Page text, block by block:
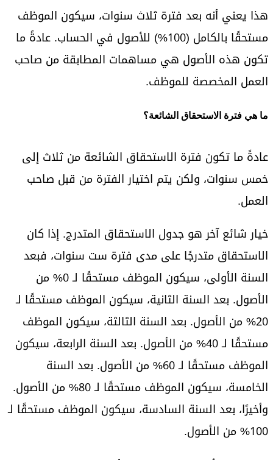
هذا يعني أنه بعد فترة ثلاث سنوات، سيكون الموظف
مستحقًا بالكامل (100%) للأصول في الحساب. عادةً ما
تكون هذه الأصول هي مساهمات المطابقة من صاحب
العمل المخصصة للموظف.
ما هي فترة الاستحقاق الشائعة؟
عادةً ما تكون فترة الاستحقاق الشائعة من ثلاث إلى
خمس سنوات، ولكن يتم اختيار الفترة من قبل صاحب
العمل.
خيار شائع آخر هو جدول الاستحقاق المتدرج. إذا كان
الاستحقاق متدرجًا على مدى فترة ست سنوات، فبعد
السنة الأولى، سيكون الموظف مستحقًا لـ 0% من
الأصول. بعد السنة الثانية، سيكون الموظف مستحقًا لـ
20% من الأصول. بعد السنة الثالثة، سيكون الموظف
مستحقًا لـ 40% من الأصول. بعد السنة الرابعة، سيكون
الموظف مستحقًا لـ 60% من الأصول. بعد السنة
الخامسة، سيكون الموظف مستحقًا لـ 80% من الأصول.
وأخيرًا، بعد السنة السادسة، سيكون الموظف مستحقًا لـ
100% من الأصول.